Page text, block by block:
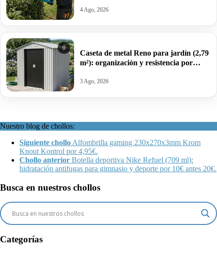
4 Ago, 2026
0
Caseta de metal Reno para jardín (2,79
m²): organización y resistencia por
3 Ago, 2026
Nuestro blog de chollos:
Siguiente chollo Alfombrilla gaming 230x270x3mm Krom
Knout Kontrol por 4,95€.
Chollo anterior Botella deportiva Nike Refuel (709 ml):
hidratación antifugas para gimnasio y deporte por 10€ antes 20€.
Busca en nuestros chollos
Categorías